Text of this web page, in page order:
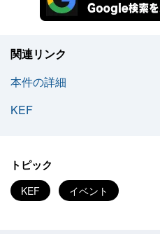
関連リンク
本件の詳細
KEF
トピック
KEF イベント